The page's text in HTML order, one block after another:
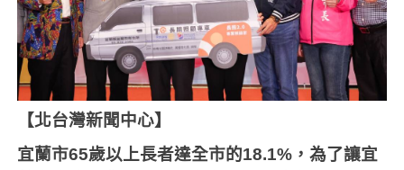
【北台灣新聞中心】
宜蘭市65歲以上長者達全市的18.1% ，為了讓宜